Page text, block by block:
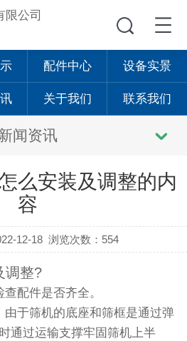
配件中心 设备实景
关于我们 联系我们
闻资讯
么安装及调整的内
容
12-18 浏览次数：554
调整?
配件是否齐全。
于筛机的底座和筛框是通过弹
通过运输支撑牢固筛机上半